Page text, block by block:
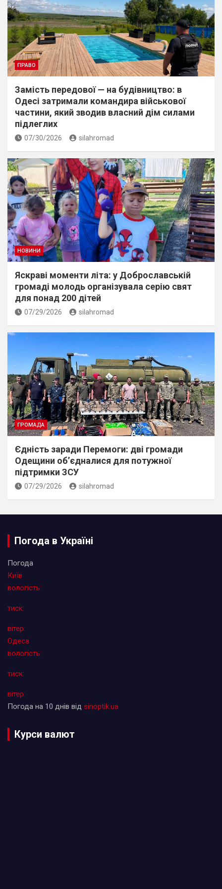
ПРАВО
Замість передової — на будівництво: в
Одесі затримали командира військової
частини, який зводив власний дім силами
підлеглих
07/30/2026 silahromad
НОВИНИ
Яскраві моменти літа: у Доброславській
громаді молодь організувала серію свят
для понад 200 дітей
07/29/2026 silahromad
ГРОМАДА
Єдність заради Перемоги: дві громади
Одещини об’єдналися для потужної
підтримки ЗСУ
07/29/2026 silahromad
Погода в Україні
Погода
Київ
вологість:
тиск:
вітер:
Одеса
вологість:
тиск:
вітер:
Погода на 10 днів від sinoptik.ua
Курси валют